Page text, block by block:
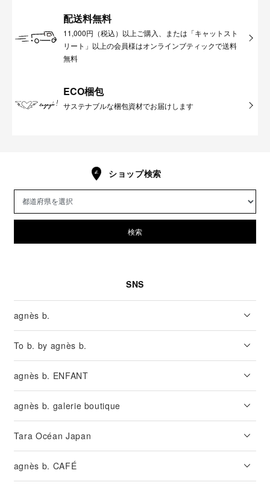
配送料無料
11,000円（税込）以上ご購入、または「キャットスト
リート」以上の会員様はオンラインブティックで送料
無料
ECO梱包
サステナブルな梱包資材でお届けします
ショップ検索
検索
SNS
agnès b.
To b. by agnès b.
agnès b. ENFANT
agnès b. galerie boutique
Tara Océan Japan
agnès b. CAFÉ